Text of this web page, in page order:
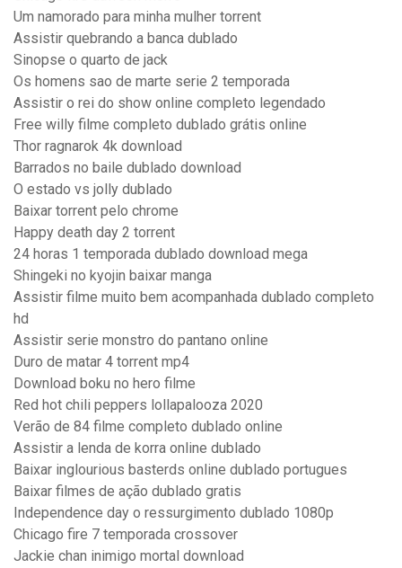
Um namorado para minha mulher torrent
Assistir quebrando a banca dublado
Sinopse o quarto de jack
Os homens sao de marte serie 2 temporada
Assistir o rei do show online completo legendado
Free willy filme completo dublado grátis online
Thor ragnarok 4k download
Barrados no baile dublado download
O estado vs jolly dublado
Baixar torrent pelo chrome
Happy death day 2 torrent
24 horas 1 temporada dublado download mega
Shingeki no kyojin baixar manga
Assistir filme muito bem acompanhada dublado completo
hd
Assistir serie monstro do pantano online
Duro de matar 4 torrent mp4
Download boku no hero filme
Red hot chili peppers lollapalooza 2020
Verão de 84 filme completo dublado online
Assistir a lenda de korra online dublado
Baixar inglourious basterds online dublado portugues
Baixar filmes de ação dublado gratis
Independence day o ressurgimento dublado 1080p
Chicago fire 7 temporada crossover
Jackie chan inimigo mortal download